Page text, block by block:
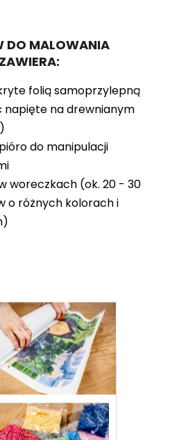
DO MALOWANIA
folią samoprzylepną
napięte na drewnianym
do manipulacji
woreczkach (ok. 20 - 30
o różnych kolorach i